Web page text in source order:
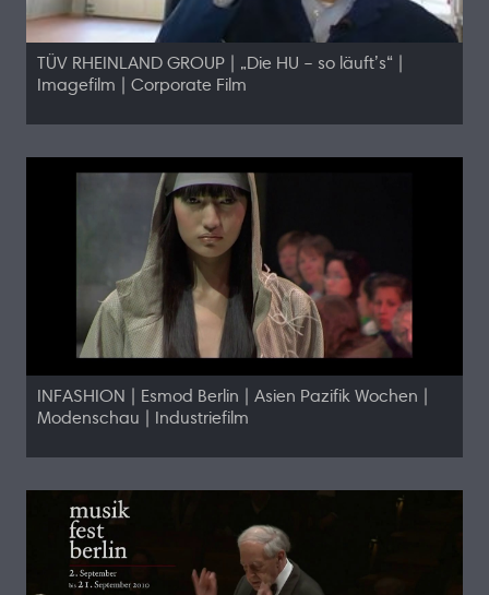
TÜV RHEINLAND GROUP | „Die HU – so läuft’s“ |
Imagefilm | Corporate Film
INFASHION | Esmod Berlin | Asien Pazifik Wochen |
Modenschau | Industriefilm